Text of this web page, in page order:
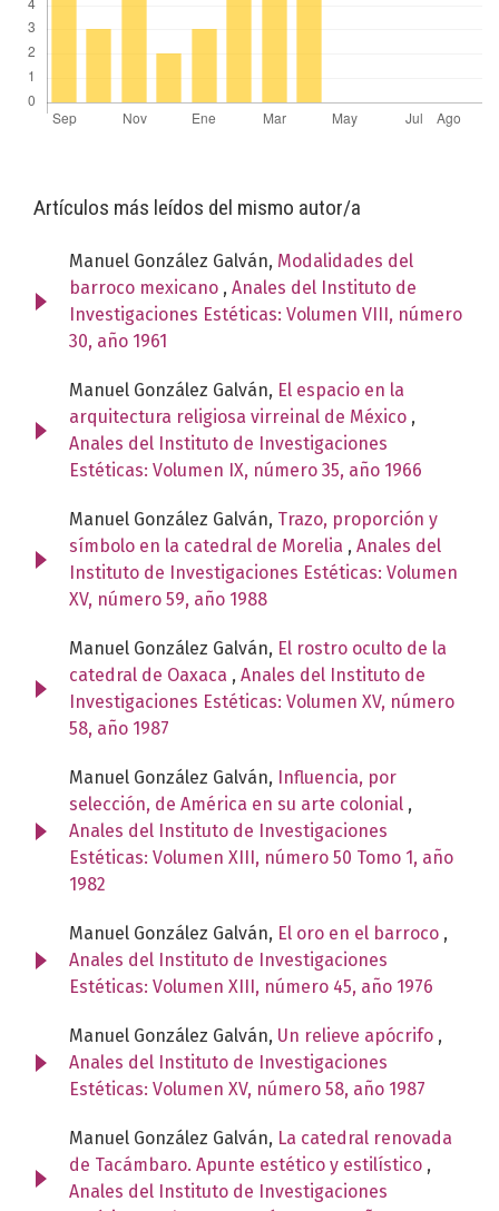
Artículos más leídos del mismo autor/a
Manuel González Galván, Modalidades del
barroco mexicano , Anales del Instituto de
Investigaciones Estéticas: Volumen VIII, número
30, año 1961
Manuel González Galván, El espacio en la
arquitectura religiosa virreinal de México ,
Anales del Instituto de Investigaciones
Estéticas: Volumen IX, número 35, año 1966
Manuel González Galván, Trazo, proporción y
símbolo en la catedral de Morelia , Anales del
Instituto de Investigaciones Estéticas: Volumen
XV, número 59, año 1988
Manuel González Galván, El rostro oculto de la
catedral de Oaxaca , Anales del Instituto de
Investigaciones Estéticas: Volumen XV, número
58, año 1987
Manuel González Galván, Influencia, por
selección, de América en su arte colonial ,
Anales del Instituto de Investigaciones
Estéticas: Volumen XIII, número 50 Tomo 1, año
1982
Manuel González Galván, El oro en el barroco ,
Anales del Instituto de Investigaciones
Estéticas: Volumen XIII, número 45, año 1976
Manuel González Galván, Un relieve apócrifo ,
Anales del Instituto de Investigaciones
Estéticas: Volumen XV, número 58, año 1987
Manuel González Galván, La catedral renovada
de Tacámbaro. Apunte estético y estilístico ,
Anales del Instituto de Investigaciones